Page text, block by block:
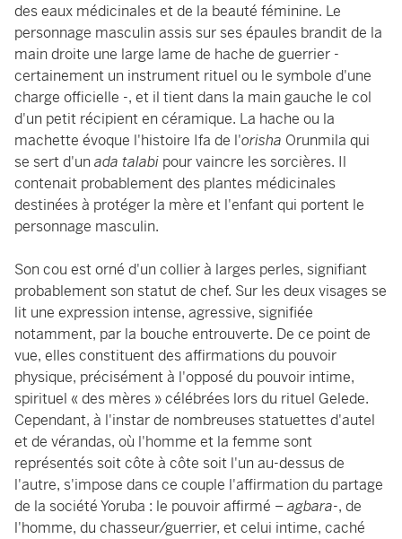
des eaux médicinales et de la beauté féminine. Le
personnage masculin assis sur ses épaules brandit de la
main droite une large lame de hache de guerrier -
certainement un instrument rituel ou le symbole d'une
charge officielle -, et il tient dans la main gauche le col
d'un petit récipient en céramique. La hache ou la
machette évoque l'histoire Ifa de l'orisha Orunmila qui
se sert d'un ada talabi pour vaincre les sorcières. Il
contenait probablement des plantes médicinales
destinées à protéger la mère et l'enfant qui portent le
personnage masculin.
Son cou est orné d'un collier à larges perles, signifiant
probablement son statut de chef. Sur les deux visages se
lit une expression intense, agressive, signifiée
notamment, par la bouche entrouverte. De ce point de
vue, elles constituent des affirmations du pouvoir
physique, précisément à l'opposé du pouvoir intime,
spirituel « des mères » célébrées lors du rituel Gelede.
Cependant, à l'instar de nombreuses statuettes d'autel
et de vérandas, où l'homme et la femme sont
représentés soit côte à côte soit l'un au-dessus de
l'autre, s'impose dans ce couple l'affirmation du partage
de la société Yoruba : le pouvoir affirmé –agbara-, de
l'homme, du chasseur/guerrier, et celui intime, caché